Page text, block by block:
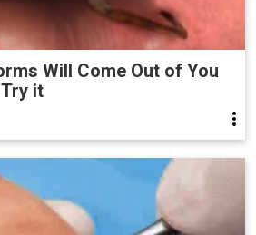
Will Come Out of You
it